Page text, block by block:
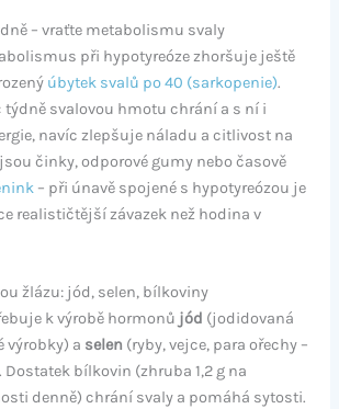
– vraťte metabolismu svaly
při hypotyreóze zhoršuje ještě
úbytek svalů po 40 (sarkopenie).
týdně svalovou hmotu chrání a s ní i
navíc zlepšuje náladu a citlivost na
činky, odporové gumy nebo časově
– při únavě spojené s hypotyreózou je
realističtější závazek než hodina v
žlázu: jód, selen, bílkoviny
k výrobě hormonů jód (jodidovaná
výrobky) a selen (ryby, vejce, para ořechy –
Dostatek bílkovin (zhruba 1,2 g na
denně) chrání svaly a pomáhá sytosti.